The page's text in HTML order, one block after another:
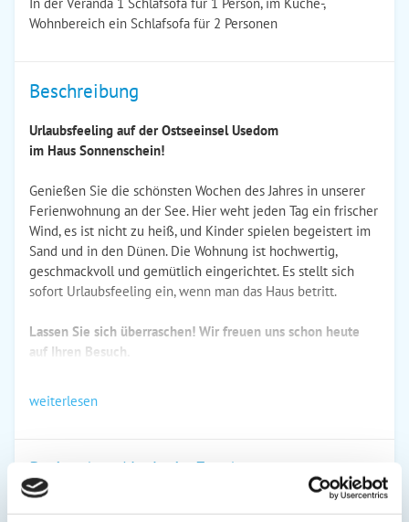
Wohnbereich ein Schlafsofa für 2 Personen
Beschreibung
Urlaubsfeeling auf der Ostseeinsel Usedom
im Haus Sonnenschein!
Genießen Sie die schönsten Wochen des Jahres in unserer
Ferienwohnung an der See. Hier weht jeden Tag ein frischer
Wind, es ist nicht zu heiß, und Kinder spielen begeistert im
Sand und in den Dünen. Die Wohnung ist hochwertig,
geschmackvoll und gemütlich eingerichtet. Es stellt sich
sofort Urlaubsfeeling ein, wenn man das Haus betritt.
Lassen Sie sich überraschen! Wir freuen uns schon heute
auf Ihren Besuch.
weiterlesen
Preise (pro Nacht in Euro)
1. Nacht inkl. End­ jede Folge­